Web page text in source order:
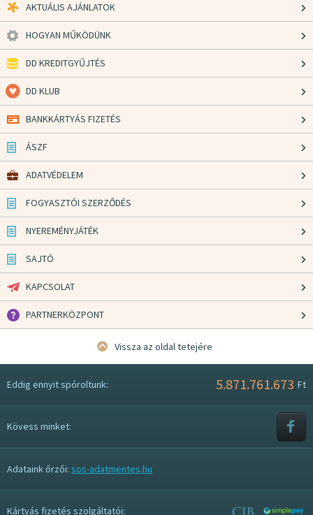
AKTUÁLIS AJÁNLATOK
HOGYAN MŰKÖDÜNK
DD KREDITGYŰJTÉS
DD KLUB
BANKKÁRTYÁS FIZETÉS
ÁSZF
ADATVÉDELEM
FOGYASZTÓI SZERZŐDÉS
NYEREMÉNYJÁTÉK
SAJTÓ
KAPCSOLAT
PARTNERKÖZPONT
Vissza az oldal tetejére
Eddig ennyit spóroltunk: 5.871.761.673 Ft
Kövess minket:
Adataink őrzői: sos-adatmentes.hu
Kártyás fizetés szolgáltatói: